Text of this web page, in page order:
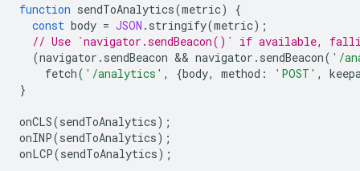
function sendToAnalytics(metric)
{
const body = JSON . stringify(metric);
// Use `navigator.sendBeacon()` if available,
(navigator . sendBeacon && navigator . sendBeacon( '/
fetch( '/analytics' , {body, method : 'POST' ,
}
onCLS(sendToAnalytics);
onINP(sendToAnalytics);
onLCP(sendToAnalytics);